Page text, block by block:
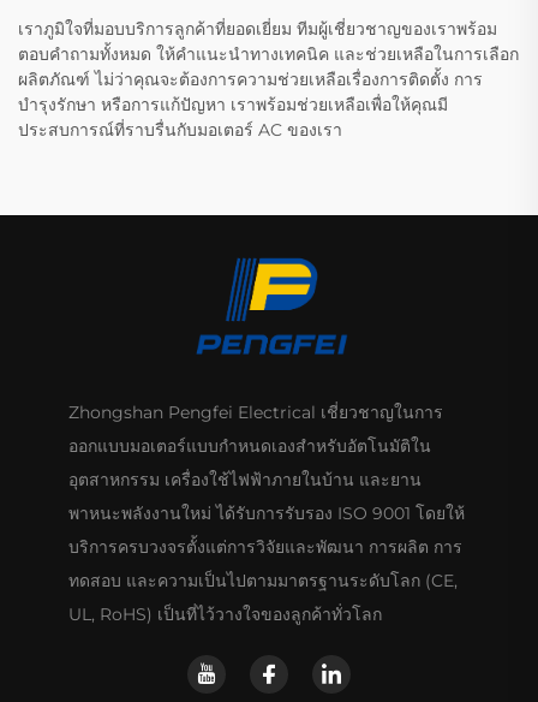
เราภูมิใจที่มอบบริการลูกค้าที่ยอดเยี่ยม ทีมผู้เชี่ยวชาญของเราพร้อม
ตอบคำถามทั้งหมด ให้คำแนะนำทางเทคนิค และช่วยเหลือในการเลือก
ผลิตภัณฑ์ ไม่ว่าคุณจะต้องการความช่วยเหลือเรื่องการติดตั้ง การ
บำรุงรักษา หรือการแก้ปัญหา เราพร้อมช่วยเหลือเพื่อให้คุณมี
ประสบการณ์ที่ราบรื่นกับมอเตอร์ AC ของเรา
Zhongshan Pengfei Electrical เชี่ยวชาญในการ
ออกแบบมอเตอร์แบบกำหนดเองสำหรับอัตโนมัติใน
อุตสาหกรรม เครื่องใช้ไฟฟ้าภายในบ้าน และยาน
พาหนะพลังงานใหม่ ได้รับการรับรอง ISO 9001 โดยให้
บริการครบวงจรตั้งแต่การวิจัยและพัฒนา การผลิต การ
ทดสอบ และความเป็นไปตามมาตรฐานระดับโลก (CE,
UL, RoHS) เป็นที่ไว้วางใจของลูกค้าทั่วโลก